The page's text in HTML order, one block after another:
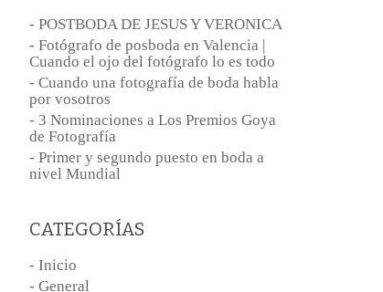
- POSTBODA DE JESUS Y VERONICA
- Fotógrafo de posboda en Valencia |
Cuando el ojo del fotógrafo lo es todo
- Cuando una fotografía de boda habla
por vosotros
- 3 Nominaciones a Los Premios Goya
de Fotografía
- Primer y segundo puesto en boda a
nivel Mundial
CATEGORÍAS
- Inicio
- General